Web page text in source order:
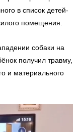
в список детей-
помещения.
собаки на
получил травму,
и материального